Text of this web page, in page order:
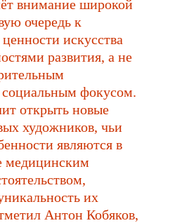
внимание широкой
очередь к
искусства
развития, а не
фокусом.
открыть новые
художников, чьи
являются в
медицинским
их
Антон Кобяков,